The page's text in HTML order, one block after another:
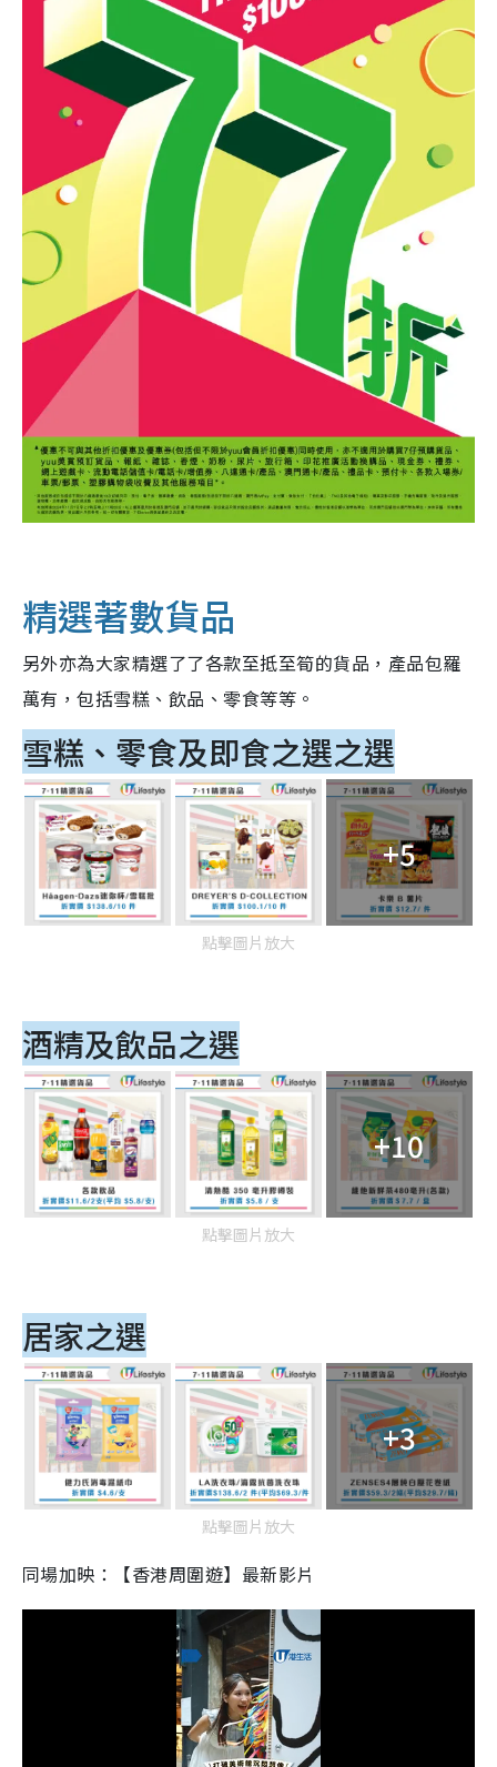
精選著數貨品
另外亦為大家精選了了各款至抵至筍的貨品，產品包羅
萬有，包括雪糕、飲品、零食等等。
雪糕、零食及即食之選之選
+5
點擊圖片放大
酒精及飲品之選
+10
點擊圖片放大
居家之選
+3
點擊圖片放大
同場加映：【香港周圍遊】最新影片